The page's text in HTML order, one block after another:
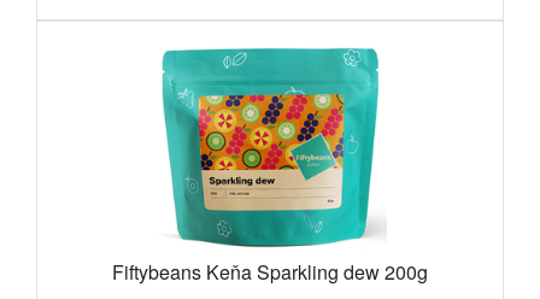
Fiftybeans Keňa Sparkling dew 200g